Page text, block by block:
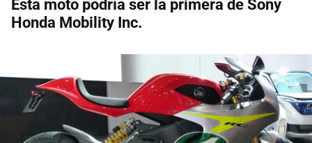
Esta moto podría ser la primera de Sony
Honda Mobility Inc.